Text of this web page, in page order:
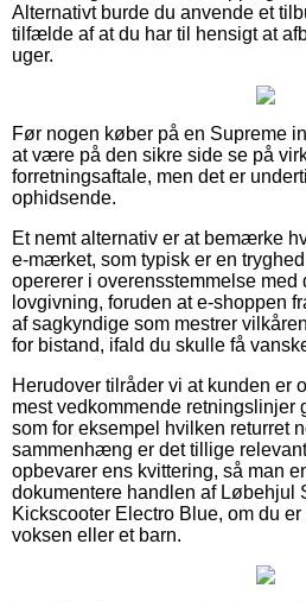
Alternativt burde du anvende et
tilfælde af at du har til hensigt at
uger.
Før nogen køber på en Supreme
at være på den sikre side se på
forretningsaftale, men det er
ophidsende.
Et nemt alternativ er at bemærke
e-mærket, som typisk er en
opererer i overensstemmelse
lovgivning, foruden at e-shoppen
af sagkyndige som mestrer
for bistand, ifald du skulle få
Herudover tilråder vi at kunden er
mest vedkommende
som for eksempel hvilken returret
sammenhæng er det tillige
opbevarer ens kvittering, så man
dokumentere handlen af Løbehjul
Kickscooter Electro Blue, om du
voksen eller et barn.